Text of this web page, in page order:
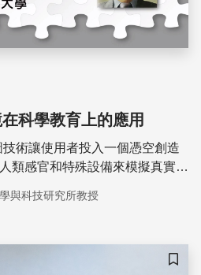
科學教育上的應用
術讓使用者投入一個憑空創造
類感官和特殊設備來模擬真實情
此很適合應用在科學教育上。
與科技研究所教授
儲存